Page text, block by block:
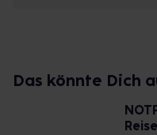
Das könnte Dich